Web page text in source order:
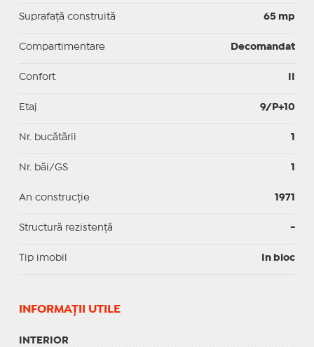
Suprafaţă construită 65 mp
Compartimentare Decomandat
Confort
Etaj 9/P+10
Nr. bucătării 1
Nr. băi/GS 1
An construcție 1971
Structură rezistență -
Tip imobil In bloc
INFORMAŢII UTILE
INTERIOR